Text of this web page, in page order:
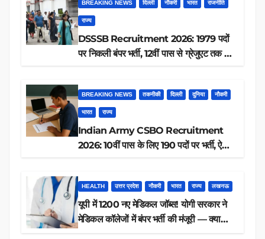
BREAKING NEWS दिल्ली नौकरी भारत राजनीति
राज्य
DSSSB Recruitment 2026: 1979 पदों
पर निकली बंपर भर्ती, 12वीं पास से ग्रेजुएट तक करें
BREAKING NEWS तकनीकी दिल्ली दुनिया नौकरी
भारत राज्य
Indian Army CSBO Recruitment
2026: 10वीं पास के लिए 190 पदों पर भर्ती, ऐसे
HEALTH उत्तर प्रदेश नौकरी भारत राज्य लखनऊ
यूपी में 1200 नए मेडिकल जॉब्स! योगी सरकार ने
मेडिकल कॉलेजों में बंपर भर्ती की मंजूरी — क्या